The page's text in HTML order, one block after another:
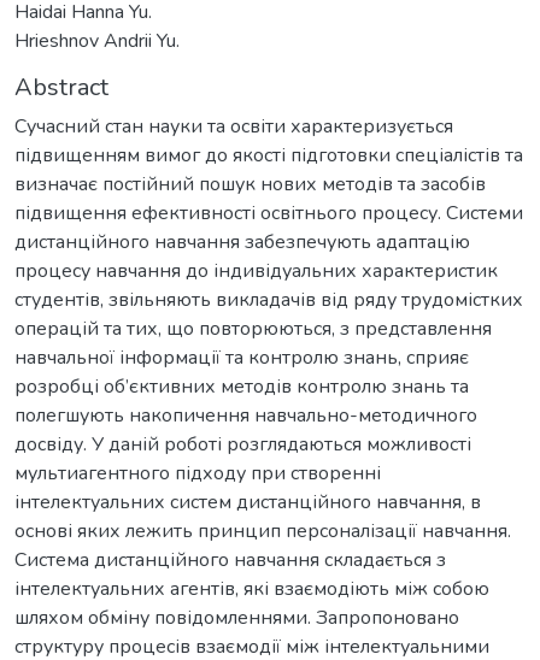
Haidai Hanna Yu.
Hrieshnov Andrii Yu.
Abstract
Сучасний стан науки та освіти характеризується
підвищенням вимог до якості підготовки спеціалістів та
визначає постійний пошук нових методів та засобів
підвищення ефективності освітнього процесу. Системи
дистанційного навчання забезпечують адаптацію
процесу навчання до індивідуальних характеристик
студентів, звільняють викладачів від ряду трудомістких
операцій та тих, що повторюються, з представлення
навчальної інформації та контролю знань, сприяє
розробці об’єктивних методів контролю знань та
полегшують накопичення навчально-методичного
досвіду. У даній роботі розглядаються можливості
мультиагентного підходу при створенні
інтелектуальних систем дистанційного навчання, в
основі яких лежить принцип персоналізації навчання.
Система дистанційного навчання складається з
інтелектуальних агентів, які взаємодіють між собою
шляхом обміну повідомленнями. Запропоновано
структуру процесів взаємодії між інтелектуальними